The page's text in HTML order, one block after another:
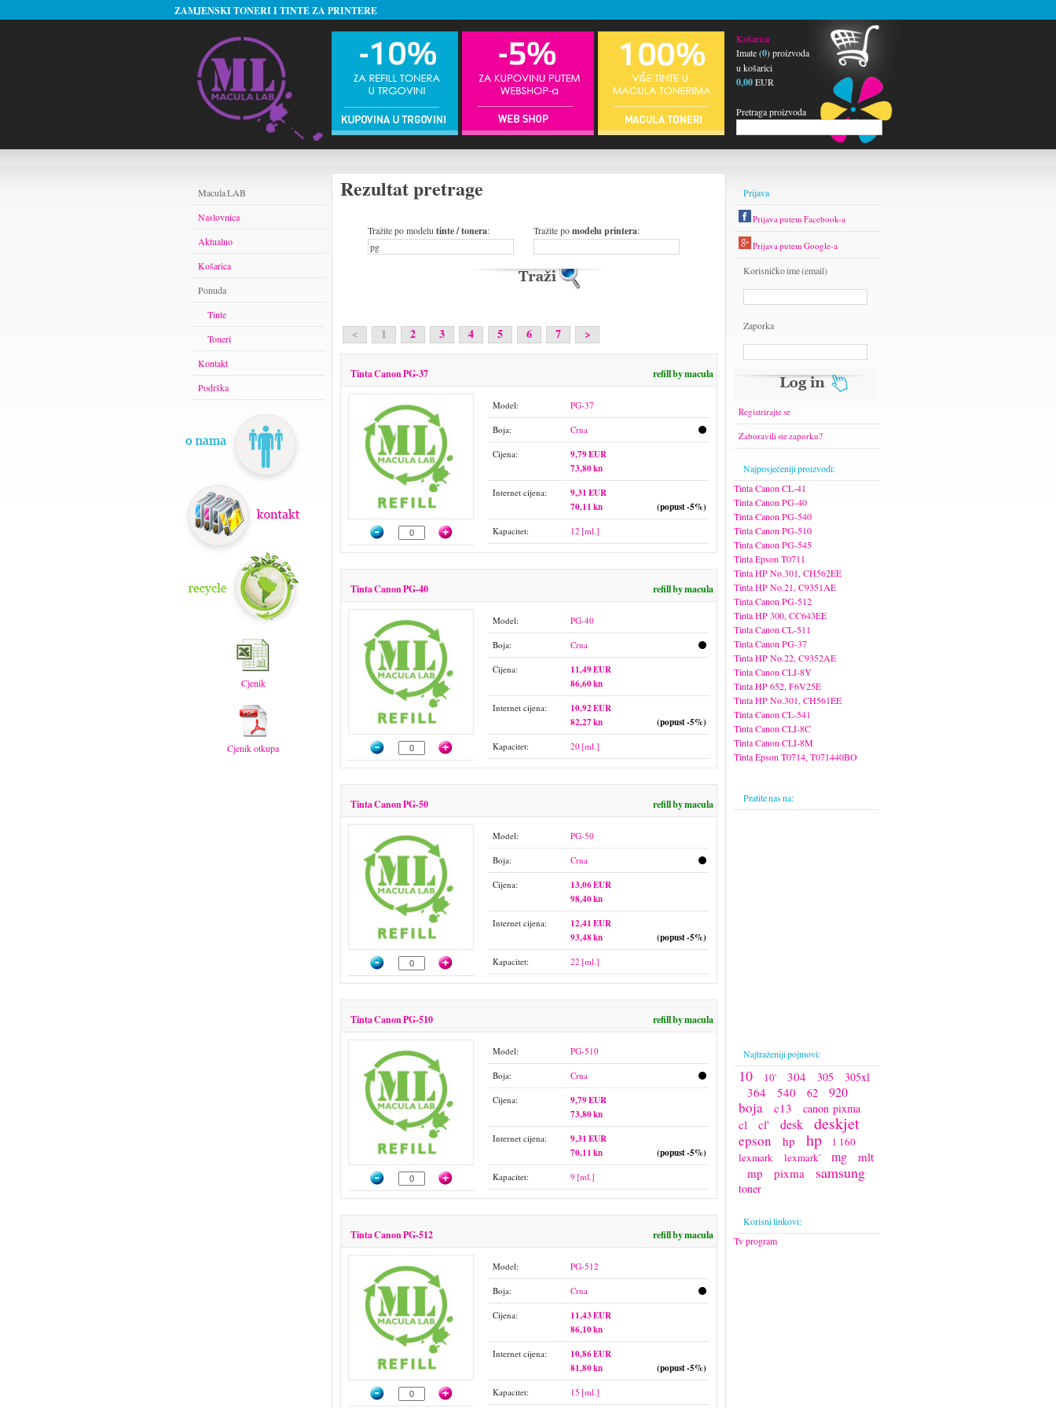
ZAMJENSKI TONERI I TINTE ZA PRINTERE
Košarica
Imate (0) proizvoda
u košarici
0,00EUR
Pretraga proizvoda
Rezultat pretrage
Tražite po modelu tinte / tonera: Tražite pomodelu printera:
< 1 2 3 4 5 6 7 >
Tinta Canon PG-37 refill by macula
Model: PG-37
Boja: Crna
Cijena:
9,79 EUR
73,80 kn
Internet cijena:
9,31 EUR
70,11 kn
(popust -5%)
Kapacitet: 12 [ml.]
Tinta Canon PG-40 refill by macula
Model: PG-40
Boja: Crna
Cijena:
11,49 EUR
86,60 kn
Internet cijena:
10,92 EUR
82,27 kn
(popust -5%)
Kapacitet: 20 [ml.]
Tinta Canon PG-50 refill by macula
Model: PG-50
Boja: Crna
Cijena:
13,06 EUR
98,40 kn
Internet cijena:
12,41 EUR
93,48 kn
(popust -5%)
Kapacitet: 22 [ml.]
Tinta Canon PG-510 refill by macula
Model: PG-510
Boja: Crna
Cijena:
9,79 EUR
73,80 kn
Internet cijena:
9,31 EUR
70,11 kn
(popust -5%)
Kapacitet: 9 [ml.]
Tinta Canon PG-512 refill by macula
Model: PG-512
Boja: Crna
Cijena:
11,43 EUR
86,10 kn
Internet cijena:
10,86 EUR
81,80 kn
(popust -5%)
Kapacitet: 15 [ml.]
Prijava
Prijava putem Facebook-a
Prijava putem Google-a
Korisničko ime (email)
Zaporka
Registrirajte se
Zaboravili ste zaporku?
Najposjećeniji proizvodi:
Tinta Canon CL-41
Tinta Canon PG-40
Tinta Canon PG-540
Tinta Canon PG-510
Tinta Canon PG-545
Tinta Epson T0711
Tinta HP No.301, CH562EE
Tinta HP No.21, C9351AE
Tinta Canon PG-512
Tinta HP 300, CC643EE
Tinta Canon CL-511
Tinta Canon PG-37
Tinta HP No.22, C9352AE
Tinta Canon CLI-8Y
Tinta HP 652, F6V25E
Tinta HP No.301, CH561EE
Tinta Canon CL-541
Tinta Canon CLI-8C
Tinta Canon CLI-8M
Tinta Epson T0714, T071440BO
Pratite nas na:
Najtraženiji pojmovi:
10 10' 304 305 305xl
364 540 62 920
boja c13 canon pixma
cl cl' desk deskjet
epson hp hp
l 160
lexmark
lexmark' mg
mlt
mp
pixma samsung
toner
Korisni linkovi:
Tv program
Macula LAB
Naslovnica
Aktualno
Košarica
Ponuda
Tinte
Toneri
Kontakt
Podrška
Cjenik
Cjenik otkupa